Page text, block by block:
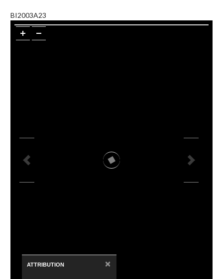
BI2003A23
ATTRIBUTION ×